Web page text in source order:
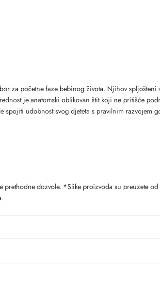
za početne faze bebinog života. Njihov
je anatomski oblikovan štit koji ne pritišće
udobnost svog djeteta s pravilnim razvojem
prethodne dozvole. *Slike proizvoda su preuzete